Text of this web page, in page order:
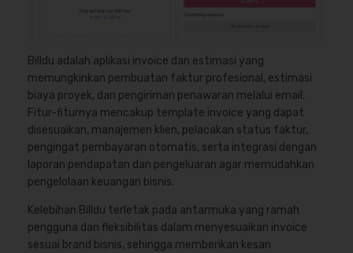
Billdu adalah aplikasi invoice dan estimasi yang
memungkinkan pembuatan faktur profesional, estimasi
biaya proyek, dan pengiriman penawaran melalui email.
Fitur-fiturnya mencakup template invoice yang dapat
disesuaikan, manajemen klien, pelacakan status faktur,
pengingat pembayaran otomatis, serta integrasi dengan
laporan pendapatan dan pengeluaran agar memudahkan
pengelolaan keuangan bisnis.
Kelebihan Billdu terletak pada antarmuka yang ramah
pengguna dan fleksibilitas dalam menyesuaikan invoice
sesuai brand bisnis, sehingga memberikan kesan